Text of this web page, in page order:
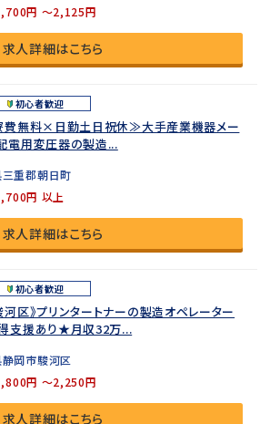
円 ～2,125円
求人詳細はこちら
初心者歓迎
費無料×日勤土日祝休≫大手産業機器メー
電用変圧器の製造...
重郡朝日町
円 以上
求人詳細はこちら
初心者歓迎
河区》プリンタートナーの製造オペレーター
支援あり★月収32万...
岡市駿河区
円 ～2,250円
求人詳細はこちら